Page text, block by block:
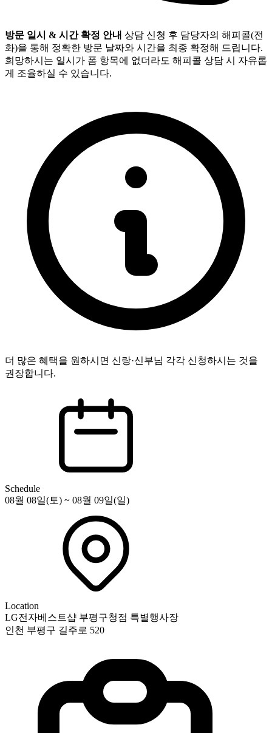
방문 일시 & 시간 확정 안내 상담 신청 후 담당자의 해피콜(전
화)을 통해 정확한 방문 날짜와 시간을 최종 확정해 드립니다.
희망하시는 일시가 폼 항목에 없더라도 해피콜 상담 시 자유롭
게 조율하실 수 있습니다.
더 많은 혜택을 원하시면 신랑·신부님 각각 신청하시는 것을
권장합니다.
Schedule
08월 08일(토) ~ 08월 09일(일)
Location
LG전자베스트샵 부평구청점 특별행사장
인천 부평구 길주로 520